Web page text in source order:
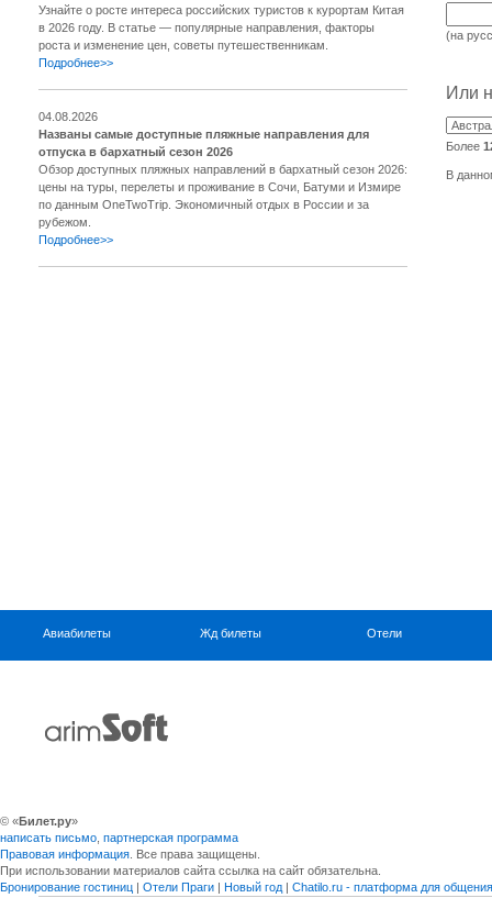
Узнайте о росте интереса российских туристов к курортам Китая
в 2026 году. В статье — популярные направления, факторы
роста и изменение цен, советы путешественникам.
Подробнее>>
04.08.2026
Названы самые доступные пляжные направления для
отпуска в бархатный сезон 2026
Обзор доступных пляжных направлений в бархатный сезон 2026:
цены на туры, перелеты и проживание в Сочи, Батуми и Измире
по данным OneTwoTrip. Экономичный отдых в России и за
рубежом.
Подробнее>>
(на
Или
Более
В
Авиабилеты Жд билеты Отели
© «Билет.ру»
написать письмо партнерская программа
Правовая информация . Все права защищены.
При использовании материалов сайта ссылка на сайт обязательна.
Бронирование гостиниц | Отели Праги | Новый год | Chatilo.ru - платформа для